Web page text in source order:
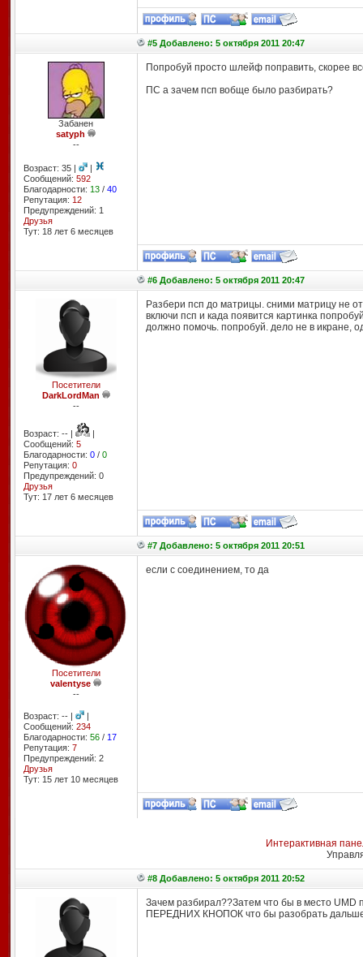
#5 Добавлено: 5 октября 2011 20:47
Забанен
satyph
--
Возраст: 35 |
|
Сообщений: 592
Благодарности: 13/ 40
Репутация: 12
Предупреждений: 1
Друзья
Тут: 18 лет 6 месяцев
Попробуй просто шлейф поправить, скорее
ПС а зачем псп вобще было разбирать?
#6 Добавлено: 5 октября 2011 20:47
Посетители
DarkLordMan
--
Возраст: -- |
|
Сообщений: 5
Благодарности: 0/ 0
Репутация: 0
Предупреждений: 0
Друзья
Тут: 17 лет 6 месяцев
Разбери псп до матрицы. сними матрицу не
включи псп и када появится картинка
должно помочь. попробуй. дело не в икране,
#7 Добавлено: 5 октября 2011 20:51
Посетители
valentyse
--
Возраст: -- |
|
Сообщений: 234
Благодарности: 56/ 17
Репутация: 7
Предупреждений: 2
Друзья
Тут: 15 лет 10 месяцев
если с соединением, то да
Интерактивная
#8 Добавлено: 5 октября 2011 20:52
Зачем разбирал??Затем что бы в место
ПЕРЕДНИХ КНОПОК что бы разобрать